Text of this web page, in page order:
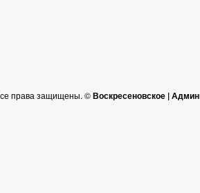
права защищены. ©Воскресеновское |